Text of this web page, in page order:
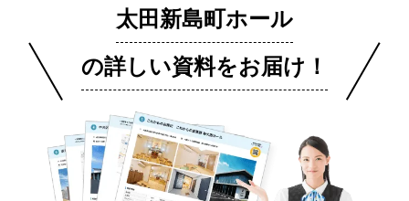
太田新島町ホール
の詳しい資料をお届け！